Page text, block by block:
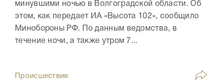
минувшими ночью в Волгоградской области. Об
этом, как передает ИА «Высота 102», сообщило
Минобороны РФ. По данным ведомства, в
течение ночи, а также утром 7...
Происшествия